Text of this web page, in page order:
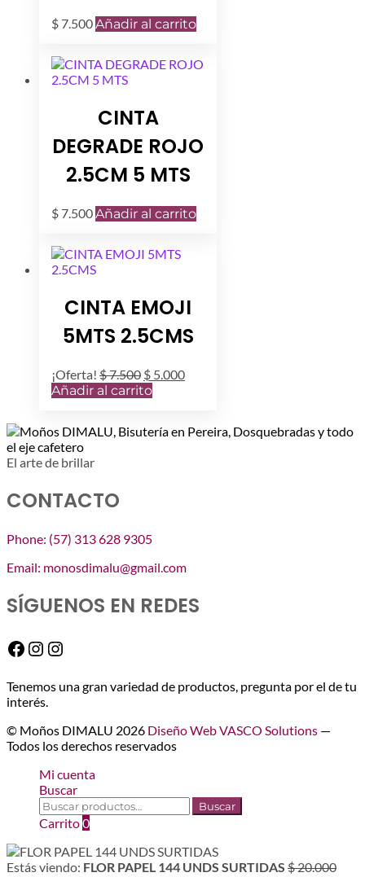
$ 7.500Añadir al carrito
CINTA
DEGRADE ROJO
2.5CM 5 MTS
$ 7.500Añadir al carrito
CINTA EMOJI
5MTS 2.5CMS
¡Oferta! $7.500 El
precio
$ 7.500.
$ 5.000El
$ 5.000.
Añadir al carrito
El arte de brillar
CONTACTO
Phone: (57) 313 628 9305
Email: monosdimalu@gmail.com
SÍGUENOS EN REDES
Facebook
Instagram
Instagram
Tenemos una gran variedad de productos, pregunta por el de tu
interés.
© Moños DIMALU 2026 Diseño Web VASCO Solutions —
Todos los derechos reservados
Mi cuenta
Buscar
Buscar
por:
Buscar
Carrito0
Estás viendo: FLOR PAPEL 144 UNDS SURTIDAS $20.000El